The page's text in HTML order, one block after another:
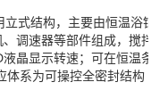
式结构，主要由恒温浴锅
调速器等部件组成，搅拌
晶显示转速；可在恒温条
体系为可操控全密封结构